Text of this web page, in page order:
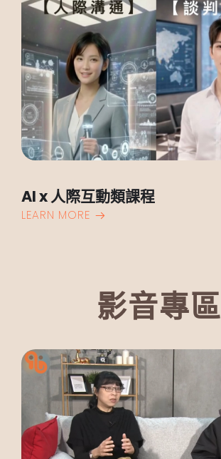
AI x 人際互動類課程
LEARN MORE
影音專區